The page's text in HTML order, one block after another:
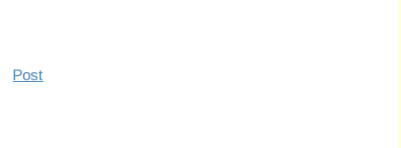
Post